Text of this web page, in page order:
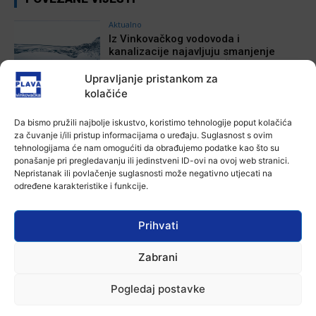
Upravljanje pristankom za
kolačiće
Da bismo pružili najbolje iskustvo, koristimo tehnologije poput kolačića
za čuvanje i/ili pristup informacijama o uređaju. Suglasnost s ovim
tehnologijama će nam omogućiti da obrađujemo podatke kao što su
ponašanje pri pregledavanju ili jedinstveni ID-ovi na ovoj web stranici.
Nepristanak ili povlačenje suglasnosti može negativno utjecati na
određene karakteristike i funkcije.
Prihvati
Zabrani
Pogledaj postavke
Aktualno
Iz Vinkovačkog vodovoda i
kanalizacije najavljuju smanjenje
tlaka u vodovodnoj mreži
6 kolovoza, 2026
Poziv na racionalno korištenje vode
6 kolovoza, 2026
Aktualno
domovinske zahvalnosti i Dan
hrvatskih branitelja
Aktualno
Galeriji Slavko Kopač